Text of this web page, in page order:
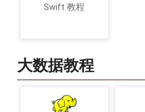
Swift 教程
大数据教程